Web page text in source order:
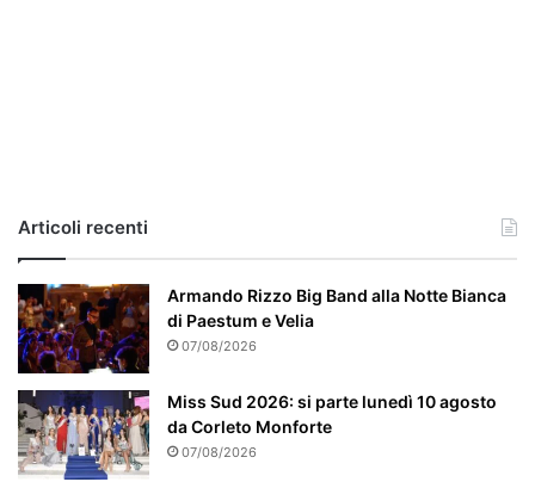
e
p
a
r
t
i
c
o
l
a
Articoli recenti
Armando Rizzo Big Band alla Notte Bianca
di Paestum e Velia
07/08/2026
Miss Sud 2026: si parte lunedì 10 agosto
da Corleto Monforte
07/08/2026